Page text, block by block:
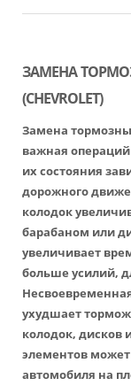
ЗАМЕНА
(CHEVROLET)
Замена
важная
их состояния
дорожного
колодок
барабаном или
увеличивает
больше усилий,
ухудшает
колодок, дисков
элементов может
автомобиля на